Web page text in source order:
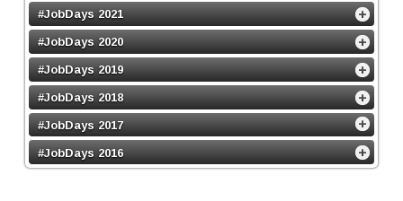
#JobDays 2021
#JobDays 2020
#JobDays 2019
#JobDays 2018
#JobDays 2017
#JobDays 2016